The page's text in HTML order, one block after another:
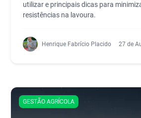
utilizar e principais dicas para
resistências na lavoura.
Henrique Fabrício Placido 27 de
GESTÃO AGRÍCOLA